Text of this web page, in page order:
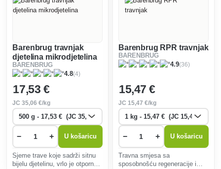
Barenbrug travnjak
djetelina mikrodjetelina
BARENBRUG
4.8(4)
17,53 €
JC35,06 €/kg
− + U košaricu
Sjeme trave koje sadrži sitnu
bijelu djetelinu, vrlo je otporno
Barenbrug RPR travnjak
BARENBRUG
4.9(36)
15,47 €
JC 15,47 €/kg
− + U košaricu
Travna smjesa sa
sposobnošću regeneracije i